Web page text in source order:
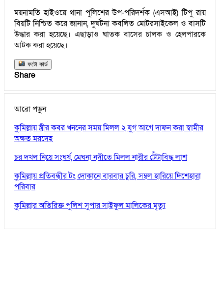
ময়নামতি হাইওয়ে থানা পুলিশের উপ-পরিদর্শক (এসআই) টিপু রায়
বিয়টি নিশ্চিত করে জানান, দুর্ঘটনা কবলিত মোটরসাইকেল ও বাসটি
উদ্ধার করা হয়েছে। এছাড়াও ঘাতক বাসের চালক ও হেলপারকে
আটক করা হয়েছে।
ফটো কার্ড
Share
আরো পড়ুন
কুমিল্লায় স্ত্রীর কবর খননের সময় মিলল ২ যুগ আগে দাফন করা স্বামীর
অক্ষত মরদেহ
চর দখল নিয়ে সংঘর্ষ, মেঘনা নদীতে মিলল নারীর টেঁটাবিদ্ধ লাশ
কুমিল্লায় প্রতিবন্ধীর টং দোকানে বারবার চুরি, সম্বল হারিয়ে দিশেহারা
পরিবার
কুমিল্লার অতিরিক্ত পুলিশ সুপার সাইফুল মালিকের মৃত্যু